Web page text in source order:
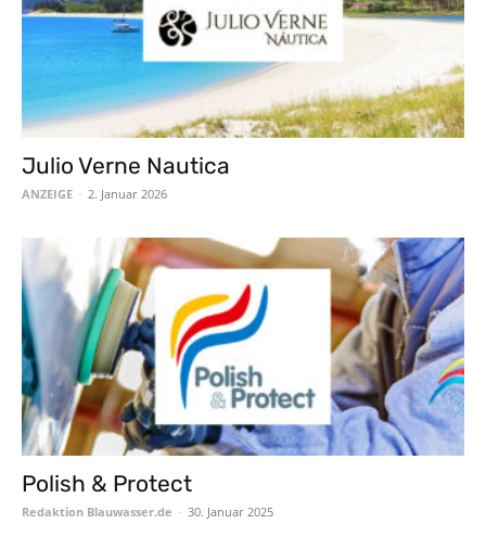
Julio Verne Nautica
ANZEIGE - 2. Januar 2026
Polish & Protect
Redaktion Blauwasser.de - 30. Januar 2025